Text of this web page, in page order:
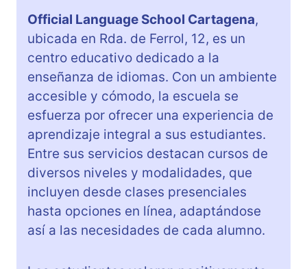
Official Language School Cartagena,
ubicada en Rda. de Ferrol, 12, es un
centro educativo dedicado a la
enseñanza de idiomas. Con un ambiente
accesible y cómodo, la escuela se
esfuerza por ofrecer una experiencia de
aprendizaje integral a sus estudiantes.
Entre sus servicios destacan cursos de
diversos niveles y modalidades, que
incluyen desde clases presenciales
hasta opciones en línea, adaptándose
así a las necesidades de cada alumno.